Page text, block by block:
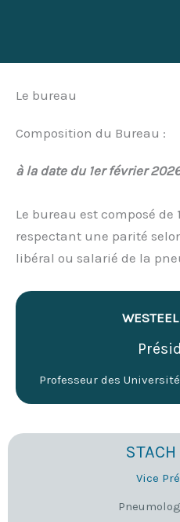
Le bureau
Composition du Bureau :
à la date du 1er février
Le bureau est composé de
respectant une parité
libéral ou salarié de la
Professeur des
Vice